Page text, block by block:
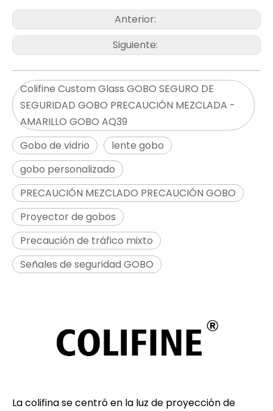
Anterior:
Siguiente:
Colifine Custom Glass GOBO SEGURO DE
SEGURIDAD GOBO PRECAUCIÓN MEZCLADA -
AMARILLO GOBO AQ39
Gobo de vidrio
lente gobo
gobo personalizado
PRECAUCIÓN MEZCLADO PRECAUCIÓN GOBO
Proyector de gobos
Precaución de tráfico mixto
Señales de seguridad GOBO
La colifina se centró en la luz de proyección de